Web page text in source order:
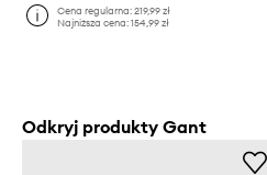
Cena regularna:219,99 zł
Najniższa cena:154,99 zł
Odkryj produkty Gant